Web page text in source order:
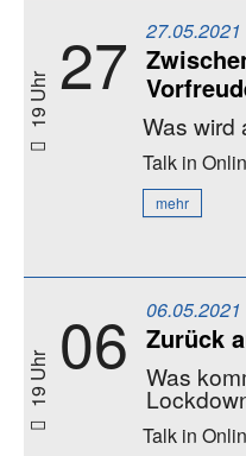
19 Uhr 27 27.05.2021
Was wird
Talk in
mehr
19 Uhr 06 06.05.2021
Zurück
Was
Talk in